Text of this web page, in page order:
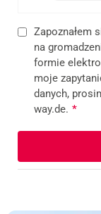
Zapoznałem
na
formie
moje
danych,
way.de. *